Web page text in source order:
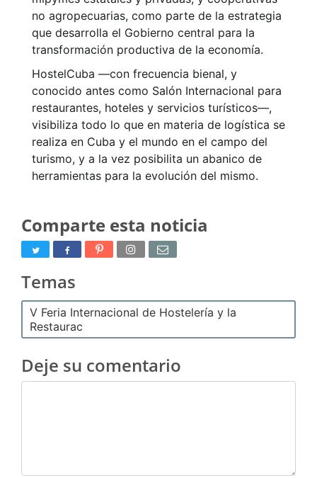
no agropecuarias, como parte de la estrategia
que desarrolla el Gobierno central para la
transformación productiva de la economía.
HostelCuba ―con frecuencia bienal, y
conocido antes como Salón Internacional para
restaurantes, hoteles y servicios turísticos―,
visibiliza todo lo que en materia de logística se
realiza en Cuba y el mundo en el campo del
turismo, y a la vez posibilita un abanico de
herramientas para la evolución del mismo.
Comparte esta noticia
Temas
V Feria Internacional de Hostelería y la
Restaurac
Deje su comentario